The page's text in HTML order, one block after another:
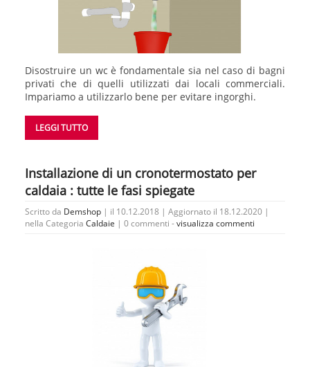
Disostruire un wc è fondamentale sia nel caso di bagni
privati che di quelli utilizzati dai locali commerciali.
Impariamo a utilizzarlo bene per evitare ingorghi.
LEGGI TUTTO
Installazione di un cronotermostato per
caldaia : tutte le fasi spiegate
Scritto da Demshop | il 10.12.2018 | Aggiornato il 18.12.2020 |
nella Categoria Caldaie | 0 commenti -visualizza commenti